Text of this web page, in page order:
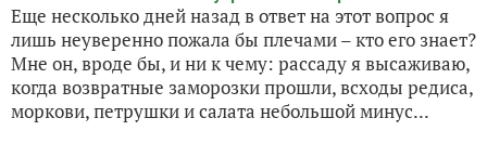
Еще несколько дней назад в ответ на этот вопрос я
лишь неуверенно пожала бы плечами – кто его знает?
Мне он, вроде бы, и ни к чему: рассаду я высаживаю,
когда возвратные заморозки прошли, всходы редиса,
моркови, петрушки и салата небольшой минус...